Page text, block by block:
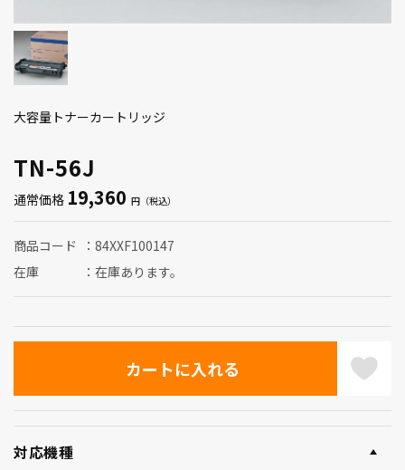
TN-56J
大容量トナーカートリッジ
通常価格 19,360
商品コード
84XXF100147
在庫
在庫あります。
対応機種